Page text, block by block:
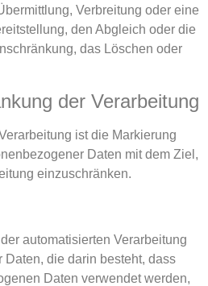
Verbreitung oder eine
den Abgleich oder die
das Löschen oder
der Verarbeitung
ist die Markierung
Daten mit dem Ziel,
einzuschränken.
automatisierten Verarbeitung
Daten, die darin besteht, dass
Daten verwendet werden,